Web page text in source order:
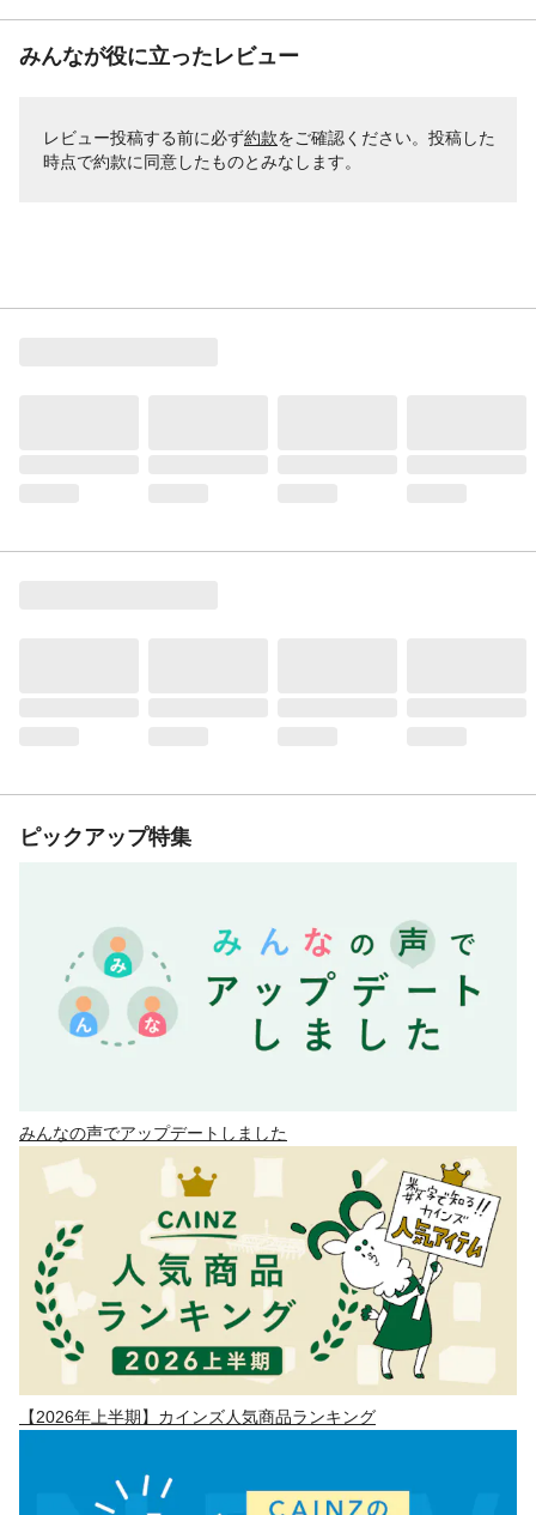
みんなが役に立ったレビュー
レビュー投稿する前に必ず約款をご確認ください。投稿した
時点で約款に同意したものとみなします。
ピックアップ特集
みんなの声でアップデートしました
【2026年上半期】カインズ人気商品ランキング